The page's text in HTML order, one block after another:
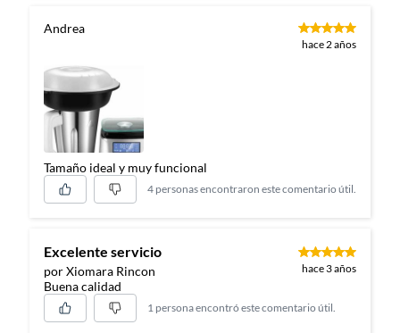
Andrea
hace 2 años
Tamaño ideal y muy funcional
4 personas encontraron este comentario útil.
Excelente servicio
por Xiomara Rincon hace 3 años
Buena calidad
1 persona encontró este comentario útil.